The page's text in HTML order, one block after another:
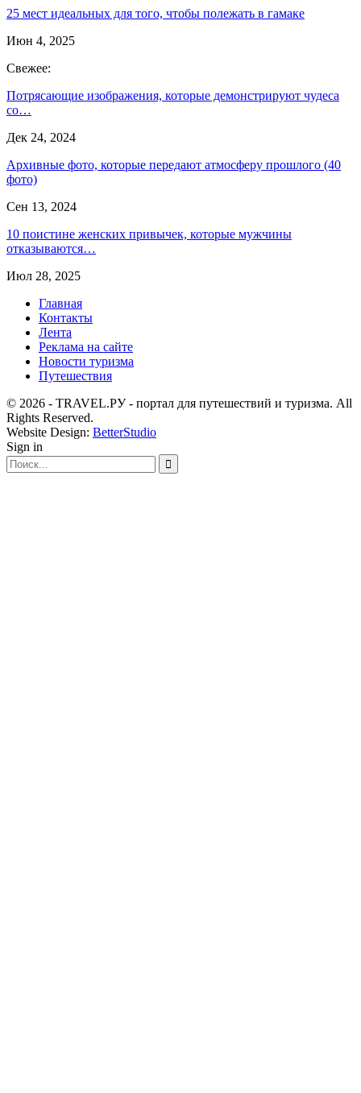
25 мест идеальных для того, чтобы полежать в гамаке
Июн 4, 2025
Свежее:
Потрясающие изображения, которые демонстрируют чудеса
со…
Дек 24, 2024
Архивные фото, которые передают атмосферу прошлого (40
фото)
Сен 13, 2024
10 поистине женских привычек, которые мужчины
отказываются…
Июл 28, 2025
Главная
Контакты
Лента
Реклама на сайте
Новости туризма
Путешествия
© 2026 - TRAVEL.РУ - портал для путешествий и туризма. All
Rights Reserved.
Website Design: BetterStudio
Sign in